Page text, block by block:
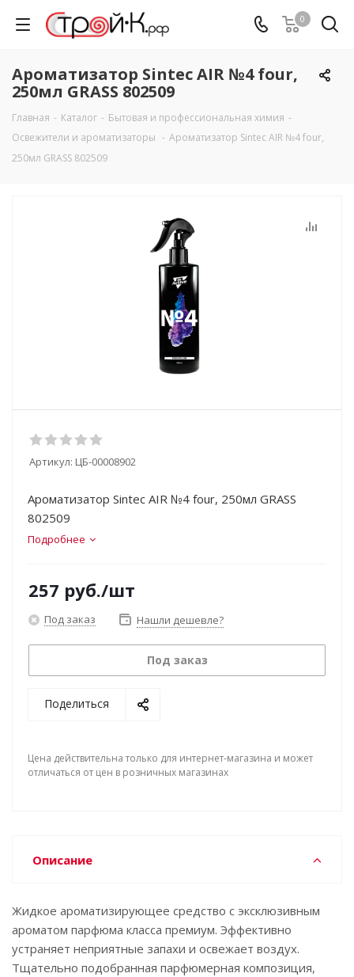
0
Ароматизатор Sintec AIR №4 four,
250мл GRASS 802509
Главная - Каталог - Бытовая и профессиональная химия -
Освежители и ароматизаторы - Ароматизатор Sintec AIR №4 four,
250мл GRASS 802509
Артикул: ЦБ-00008902
Ароматизатор Sintec AIR №4 four, 250мл GRASS
802509
Подробнее
257 руб./шт
Под заказ Нашли дешевле?
Под заказ
Поделиться
Цена действительна только для интернет-магазина и может
отличаться от цен в розничных магазинах
Описание
Жидкое ароматизирующее средство с эксклюзивным
ароматом парфюма класса премиум. Эффективно
устраняет неприятные запахи и освежает воздух.
Тщательно подобранная парфюмерная композиция,